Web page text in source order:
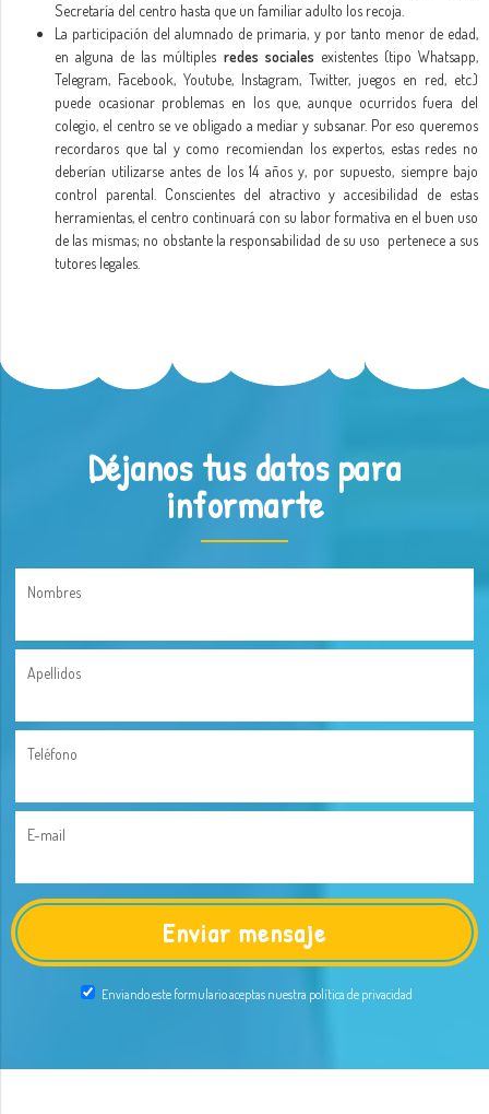
Secretaría del centro hasta que un familiar adulto los recoja.
La participación del alumnado de primaria, y por tanto menor de edad,
en alguna de las múltiples redes sociales existentes (tipo Whatsapp,
Telegram, Facebook, Youtube, Instagram, Twitter, juegos en red, etc.)
puede ocasionar problemas en los que, aunque ocurridos fuera del
colegio, el centro se ve obligado a mediar y subsanar. Por eso queremos
recordaros que tal y como recomiendan los expertos, estas redes no
deberían utilizarse antes de los 14 años y, por supuesto, siempre bajo
control parental. Conscientes del atractivo y accesibilidad de estas
herramientas, el centro continuará con su labor formativa en el buen uso
de las mismas; no obstante la responsabilidad de su uso pertenece a sus
tutores legales.
Déjanos tus datos para
informarte
Nombres
Apellidos
Teléfono
E-mail
Enviando este formulario aceptas nuestra política de privacidad